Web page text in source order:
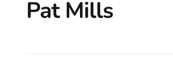
Pat Mills